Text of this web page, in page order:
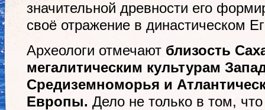
значительной древности его
своё отражение в династическом
Археологи отмечают близость
мегалитическим культурам
Средиземноморья и
Европы. Дело не только в том,